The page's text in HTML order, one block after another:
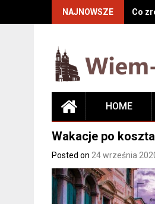
NAJNOWSZE Co
HOME
Wakacje po
Posted on 24 września